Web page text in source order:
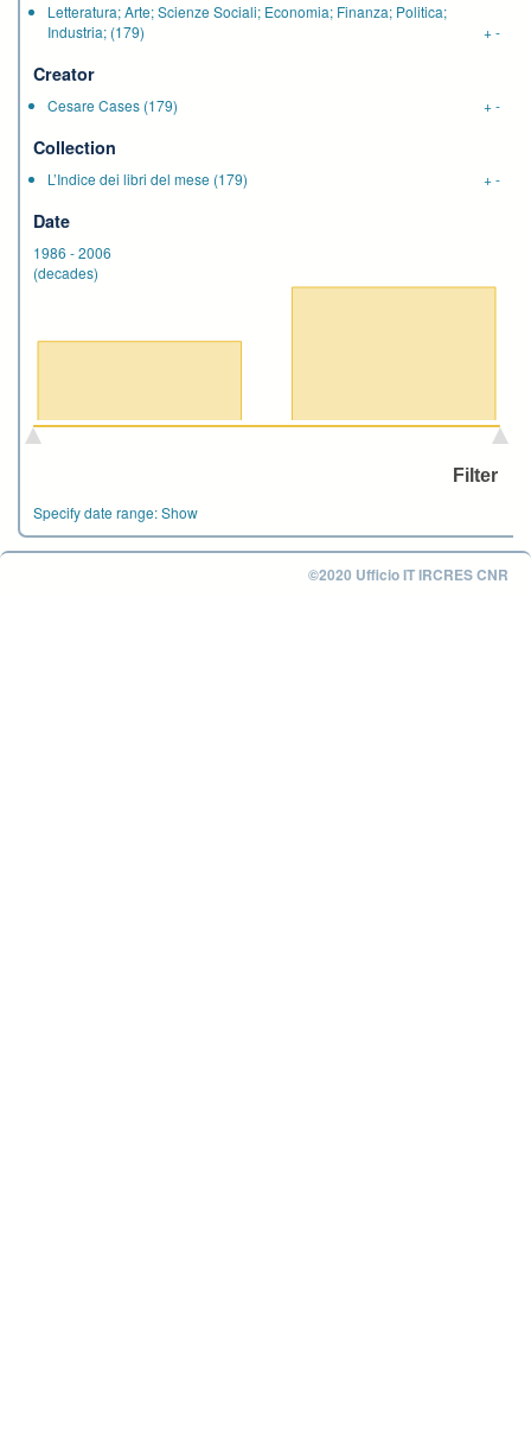
Letteratura; Arte; Scienze Sociali; Economia; Finanza; Politica;
Industria; (179) +-
Creator
Cesare Cases (179) +-
Collection
L’Indice dei libri del mese (179) +-
Date
1986 -2006
(decades)
Specify date range:Show
©2020 Ufficio IT IRCRES CNR